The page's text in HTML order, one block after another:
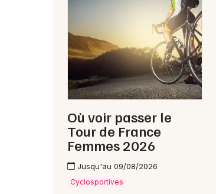
Où voir passer le
Tour de France
Femmes 2026
Jusqu'au 09/08/2026
Cyclosportives